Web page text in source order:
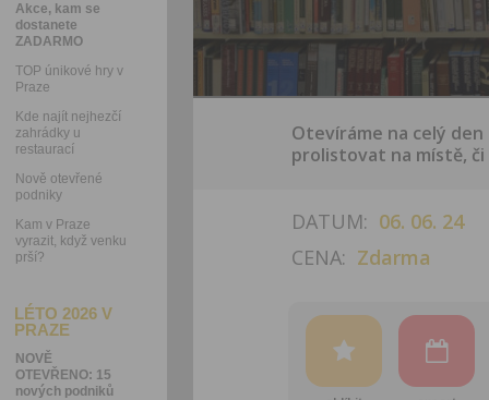
Akce, kam se
dostanete
ZADARMO
TOP únikové hry v
Praze
Kde najít nejhezčí
zahrádky u
restaurací
Nově otevřené
podniky
Kam v Praze
vyrazit, když venku
prší?
LÉTO 2026 V
PRAZE
NOVĚ
OTEVŘENO: 15
nových podniků
Otevíráme na celý
prolistovat na místě,
DATUM: 06. 06. 24
CENA: Zdarma